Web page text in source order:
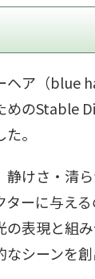
ア（blue
めのStable
。
けさ・清
ーに与える
表現と組
なシーンを